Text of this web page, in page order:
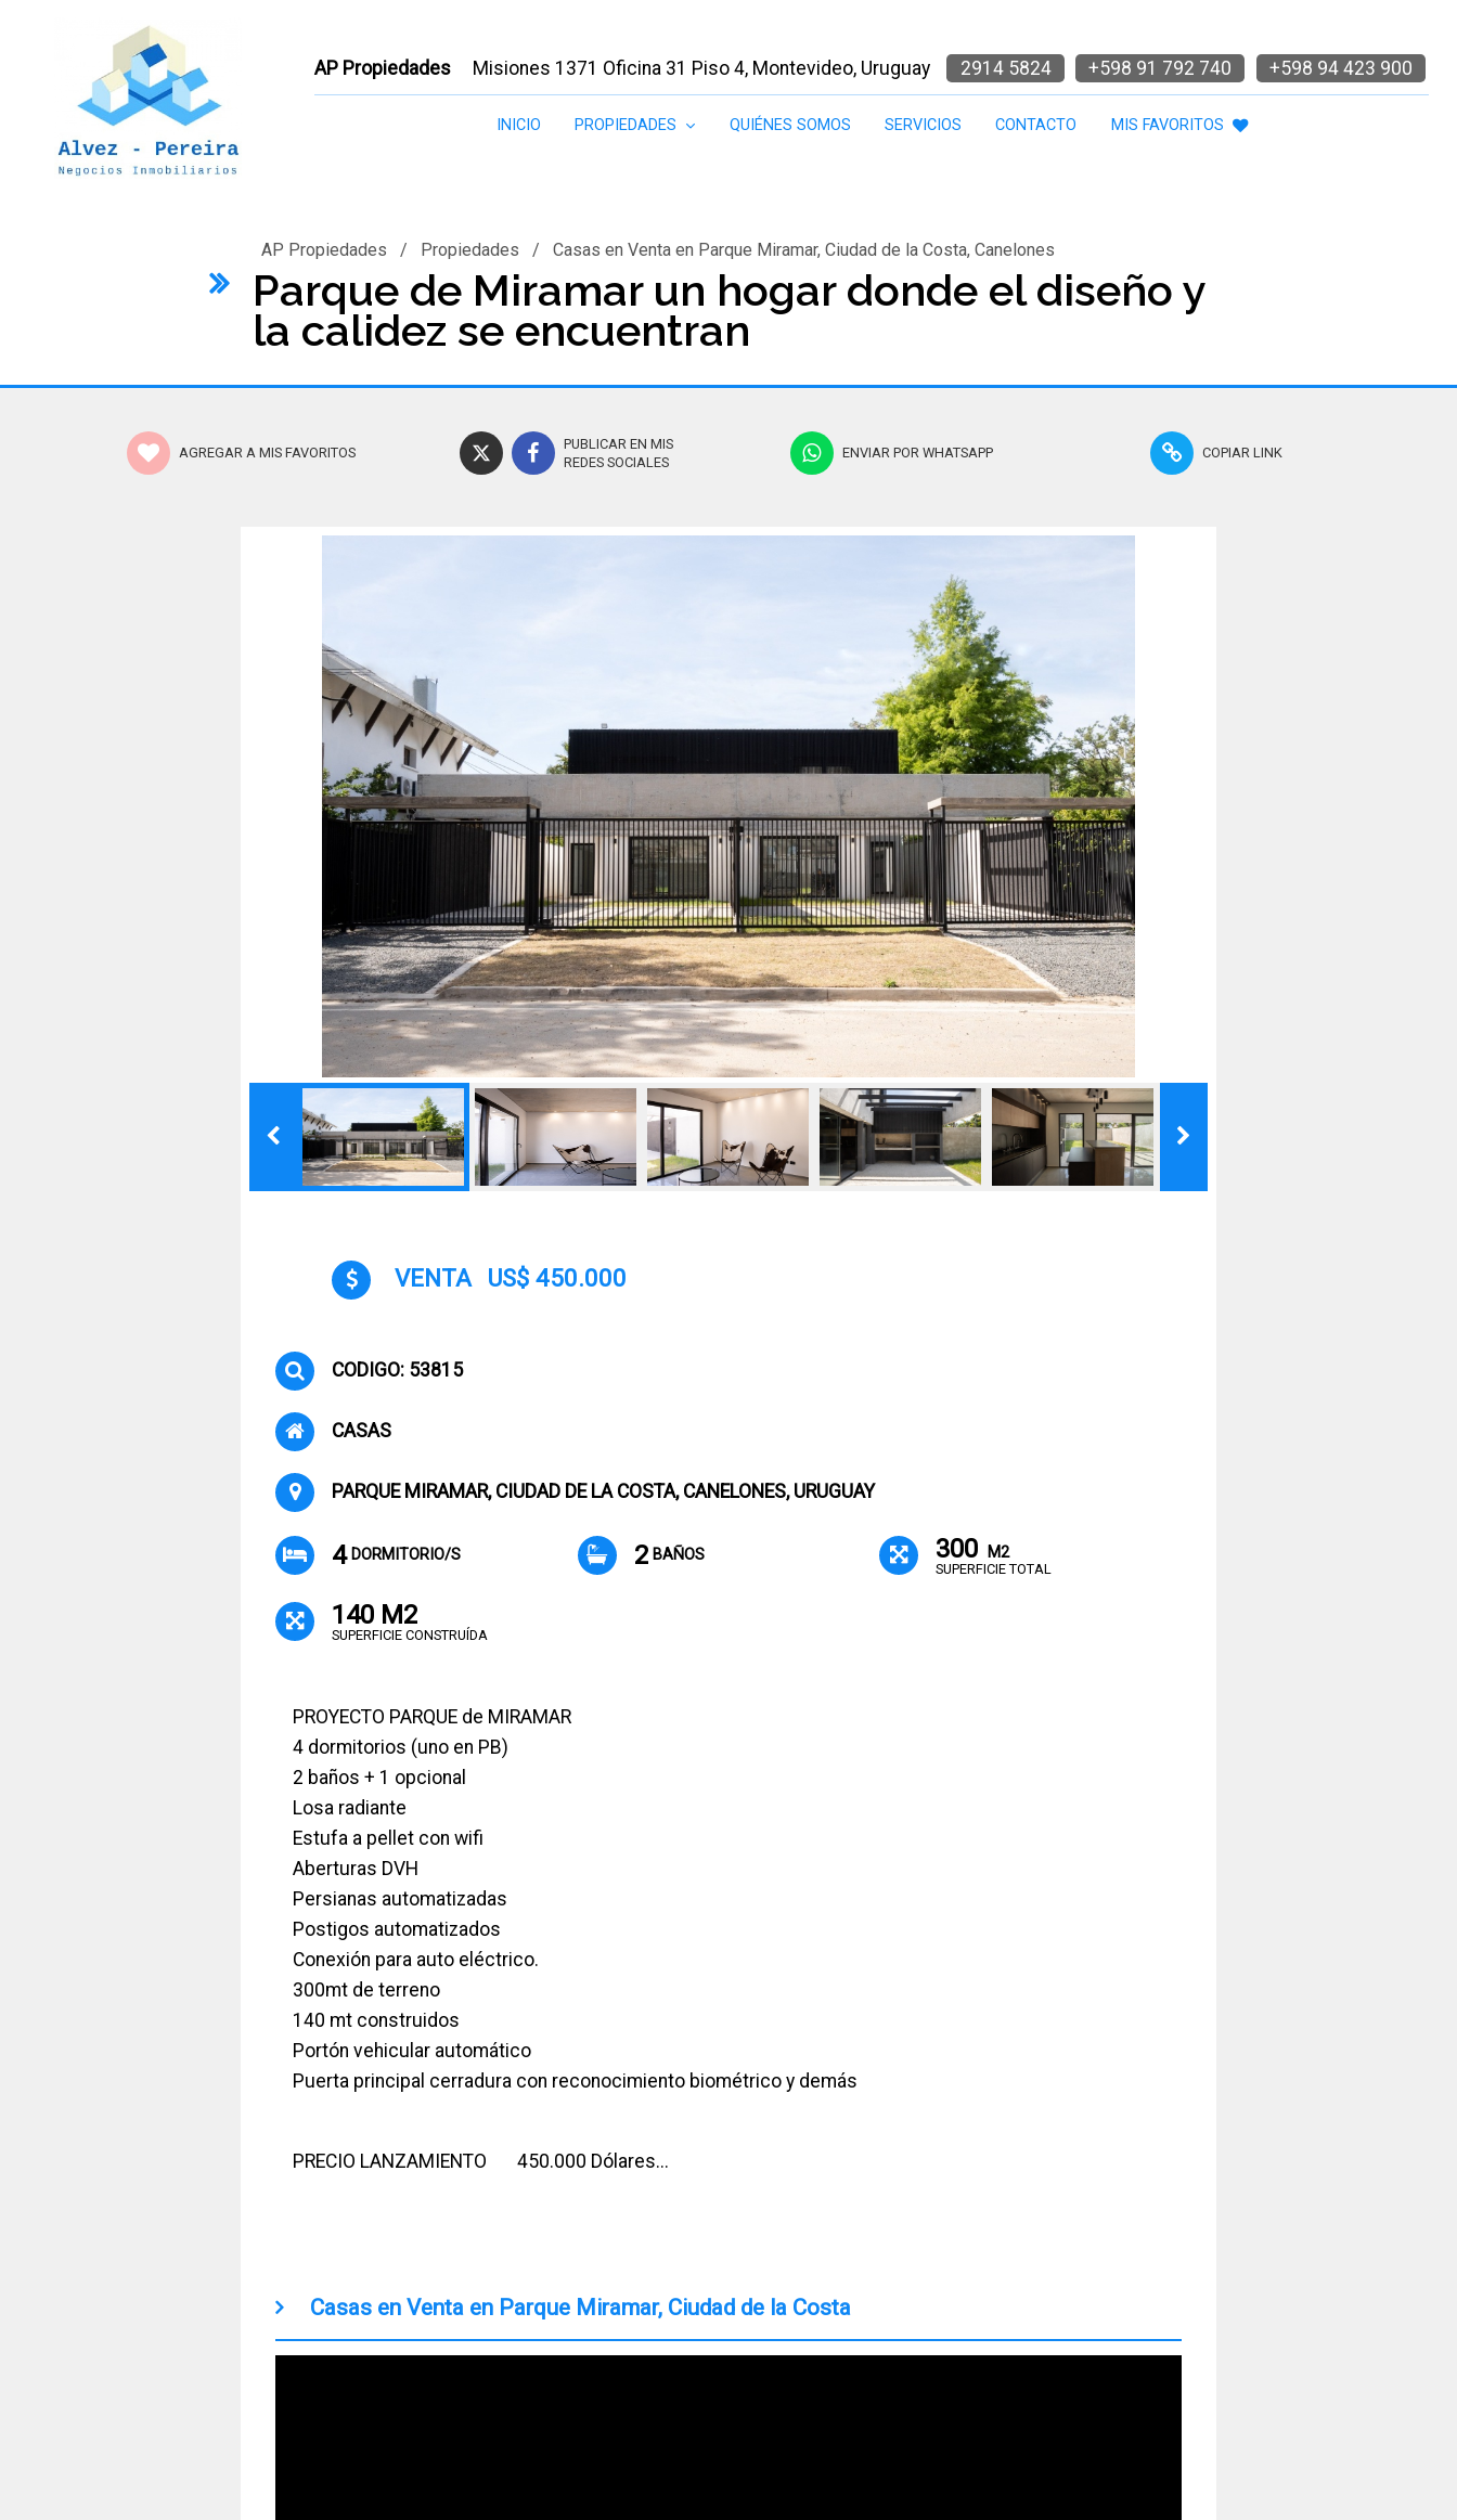
AP Propiedades Misiones 1371 Oficina 31 Piso 4, Montevideo, Uruguay 2914 5824 +598 91 792 740 +598 94 423 900
INICIO PROPIEDADES QUIÉNES SOMOS SERVICIOS CONTACTO MIS FAVORITOS
AP Propiedades / Propiedades / Casas en Venta en Parque Miramar, Ciudad de la Costa, Canelones
Parque de Miramar un hogar donde el diseño y
la calidez se encuentran
AGREGAR A MIS FAVORITOS
PUBLICAR EN MIS
REDES SOCIALES
ENVIAR POR WHATSAPP COPIAR LINK
VENTA US$ 450.000
CODIGO: 53815
CASAS
PARQUE MIRAMAR, CIUDAD DE LA COSTA, CANELONES, URUGUAY
4 DORMITORIO/S 2 BAÑOS 300 M2
SUPERFICIE TOTAL
140 M2
SUPERFICIE CONSTRUÍDA
PROYECTO PARQUE de MIRAMAR
4 dormitorios (uno en PB)
2 baños + 1 opcional
Losa radiante
Estufa a pellet con wifi
Aberturas DVH
Persianas automatizadas
Postigos automatizados
Conexión para auto eléctrico.
300mt de terreno
140 mt construidos
Portón vehicular automático
Puerta principal cerradura con reconocimiento biométrico y demás
PRECIO LANZAMIENTO 450.000 Dólares...
Casas en Venta en Parque Miramar, Ciudad de la Costa